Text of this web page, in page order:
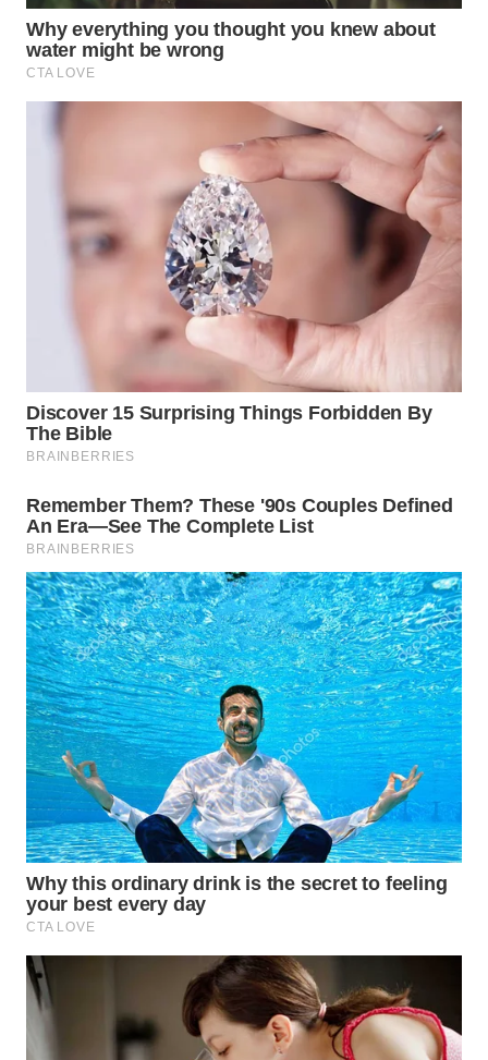
SUMEDANG
WN
CIANJUR
SERIBU
WN
WN
CIREBON
WN
INDRAMAYU
WN
KUNINGAN
WN
MAJALENGKA
WN
SUBANG
WN
SUKABUMI
WN
PURWAKARTA
PRIANGAN